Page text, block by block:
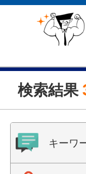
検索結果
キーワ